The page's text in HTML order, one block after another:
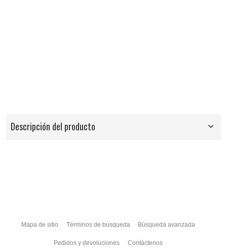
Descripción del producto
Mapa de sitio Términos de búsqueda Búsqueda avanzada
Pedidos y devoluciones Contáctenos